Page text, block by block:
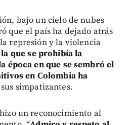
bajo un cielo de nubes
que el país ha dejado atrás
represión y la violencia
que se prohibía la
época en que se sembró el
en Colombia ha
simpatizantes.
un reconocimiento al